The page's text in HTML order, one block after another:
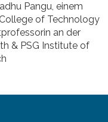
Pangu, einem
of Technology
an der
& PSG Institute of